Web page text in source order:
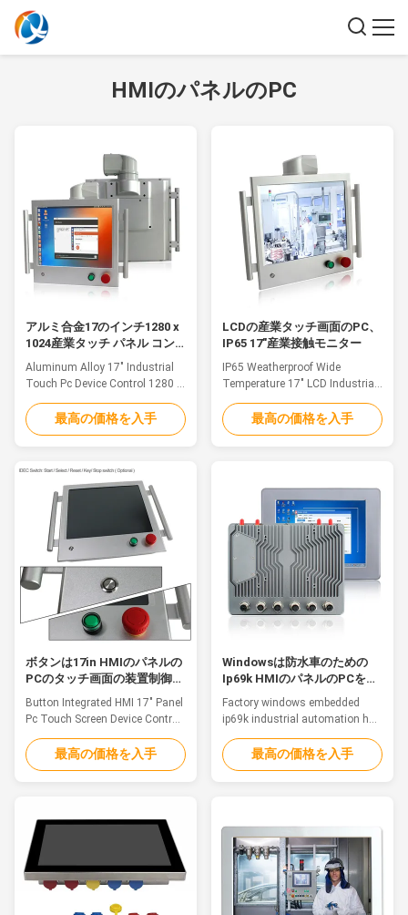
HMIのパネルのPC
アルミ合金17のインチ1280 x
1024産業タッチ パネル コン
ピュータ片持梁ブラケット
Aluminum Alloy 17" Industrial
Touch Pc Device Control 1280 X
1024 Cantilever Bracket Feature
HMI Touch Panel for use in
harsh industrial environments
and ideally suited for use in
harsh industrial environments.
The design of the touch area
and button field is designed ...
最高の価格を入手
LCDの産業タッチ画面のPC、
IP65 17"産業接触モニター
IP65 Weatherproof Wide
Temperature 17" LCD Industrial
Resistive Touch Panel Control
System Feature HMI Touch
Panel for use in harsh industrial
environments. The design of
the touch area and button field
is ...
最高の価格を入手
ボタンは17in HMIのパネルの
PCのタッチ画面の装置制御文
字OEM ODMを統合した
Button Integrated HMI 17" Panel
Pc Touch Screen Device Control
OEM ODMFeatureHMI Touch
Panel for use in harsh industrial
environmentsThe display is
environments. The design of
the touch area and button field
is designed to avoid ...
最高の価格を入手
Windowsは防水車のための
Ip69k HMIのパネルのPCを埋
め込んだ
Factory windows embedded
ip69k industrial automation hmi
touch panel pc for car use
Features The waterproof
computers are a great solution
computers are in constant
threat of water splash from all
directions to even water ...
最高の価格を入手